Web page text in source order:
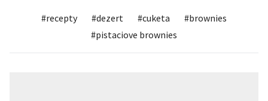
#recepty #dezert #cuketa #brownies
#pistaciove brownies